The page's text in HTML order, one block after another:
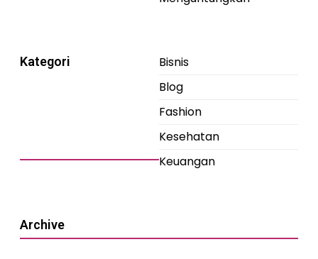
Kategori
Bisnis
Blog
Fashion
Kesehatan
Keuangan
Archive